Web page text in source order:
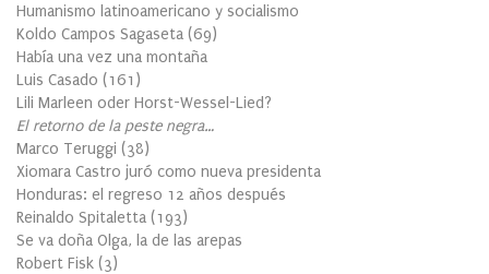
Humanismo latinoamericano y socialismo
Koldo Campos Sagaseta (69)
Había una vez una montaña
Luis Casado (161 )
Lili Marleen oder Horst-Wessel-Lied?
El retorno de la peste negra…
Marco Teruggi (38)
Xiomara Castro juró como nueva presidenta
Honduras: el regreso 12 años después
Reinaldo Spitaletta (193)
Se va doña Olga, la de las arepas
Robert Fisk (3)